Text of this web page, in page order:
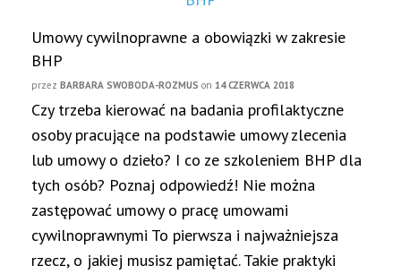
Umowy cywilnoprawne a obowiązki w zakresie
BHP
przez BARBARA SWOBODA-ROZMUS on 14 CZERWCA 2018
Czy trzeba kierować na badania profilaktyczne
osoby pracujące na podstawie umowy zlecenia
lub umowy o dzieło? I co ze szkoleniem BHP dla
tych osób? Poznaj odpowiedź! Nie można
zastępować umowy o pracę umowami
cywilnoprawnymi To pierwsza i najważniejsza
rzecz, o jakiej musisz pamiętać. Takie praktyki